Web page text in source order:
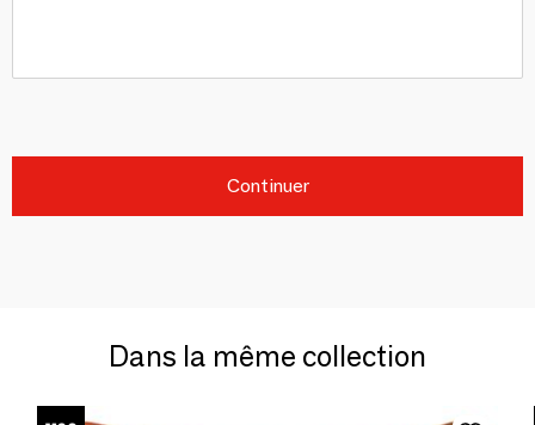
Continuer
Dans la même collection